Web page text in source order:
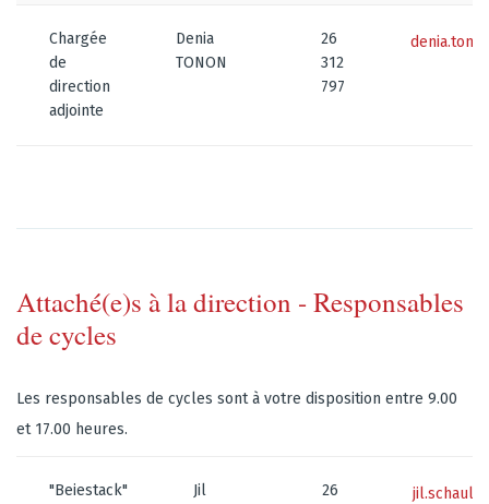
Chargée
de
direction
adjointe
Denia
TONON
26
312
797
Attaché(e)s à la direction - Responsables
de cycles
Les responsables de cycles sont à votre disposition entre 9.00
et 17.00 heures.
"Beiestack"
Jil
26